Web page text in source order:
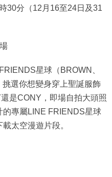
30分（12月16至24日及31
星球（BROWN、
選你想變身穿上聖誕服飾
是CONY，即場自拍大頭照
專屬LINE FRIENDS星球
太空漫遊片段。